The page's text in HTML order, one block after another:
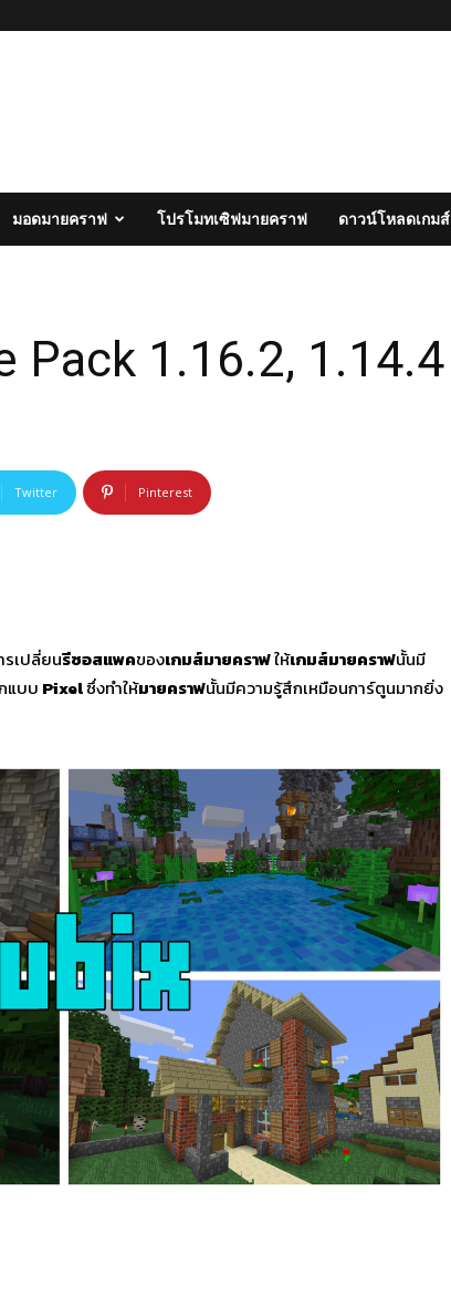
มอดมายคราฟ โปรโมทเซิฟมายคราฟ ดาวน์โหลดเกมส์
Pack 1.16.2, 1.14.4
Twitter Pinterest
รเปลี่ยนรีซอสแพคของเกมส์มายคราฟให้เกมส์มายคราฟนั้นมี
แบบ Pixelซึ่งทำให้มายคราฟนั้นมีความรู้สึกเหมือนการ์ตูนมากยิ่ง